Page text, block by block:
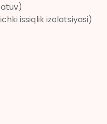
issiqlik izolatsiyasi)